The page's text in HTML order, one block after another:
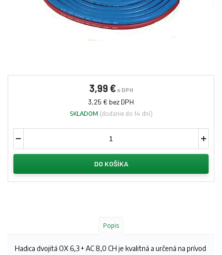
3,99 € s DPH
3,25 € bez DPH
SKLADOM (dodanie do 14 dní)
DO KOŠÍKA
Popis
Hadica dvojitá OX 6,3 + AC 8,0 CH je kvalitná a určená na prívod